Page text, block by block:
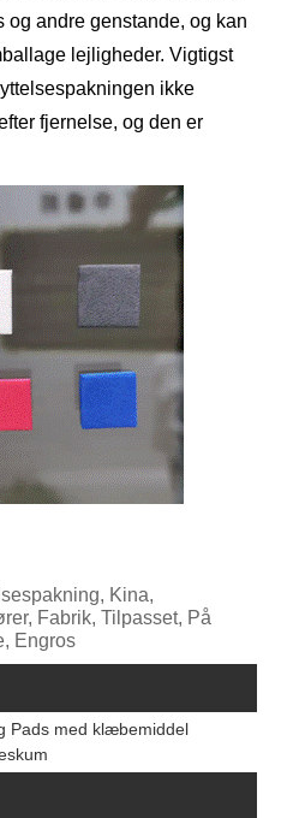
og andre genstande, og kan
lejligheder. Vigtigst
ikke
fjernelse, og den er
Kina,
Fabrik, Tilpasset, På
Engros
Pads med klæbemiddel